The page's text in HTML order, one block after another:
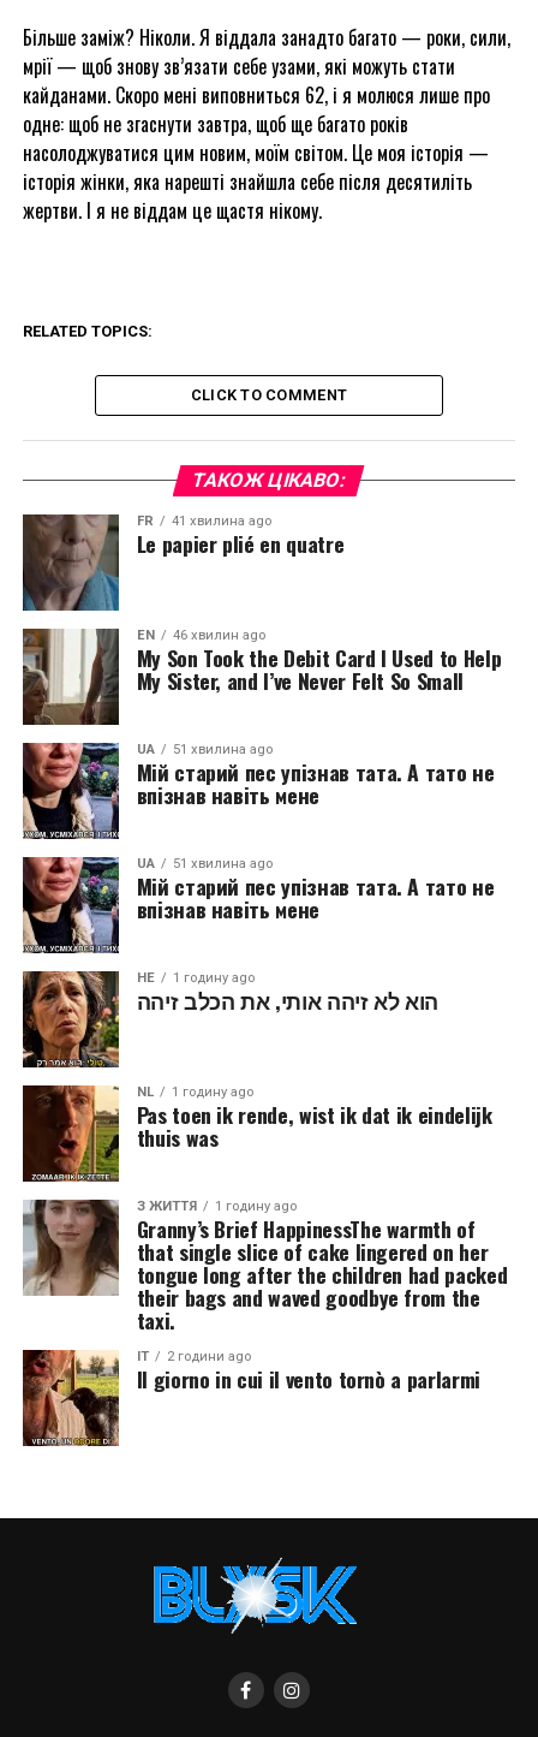
Більше заміж? Ніколи. Я віддала занадто багато — роки, сили,
мрії — щоб знову зв’язати себе узами, які можуть стати
кайданами. Скоро мені виповниться 62, і я молюся лише про
одне: щоб не згаснути завтра, щоб ще багато років
насолоджуватися цим новим, моїм світом. Це моя історія —
історія жінки, яка нарешті знайшла себе після десятиліть
жертви. І я не віддам це щастя нікому.
RELATED TOPICS:
CLICK TO COMMENT
ТАКОЖ ЦІКАВО:
FR 41 хвилина ago
Le papier plié en quatre
EN 46 хвилин ago
My Son Took the Debit Card I Used to Help
My Sister, and I’ve Never Felt So Small
UA 51 хвилина ago
Мій старий пес упізнав тата. А тато не
впізнав навіть мене
UA 51 хвилина ago
Мій старий пес упізнав тата. А тато не
впізнав навіть мене
HE 1 годину ago
הוא לא זיהה אותי, את הכלב זיהה
NL 1 годину ago
Pas toen ik rende, wist ik dat ik eindelijk
thuis was
З ЖИТТЯ 1 годину ago
Granny’s Brief HappinessThe warmth of
that single slice of cake lingered on her
tongue long after the children had packed
their bags and waved goodbye from the
taxi.
IT 2 години ago
Il giorno in cui il vento tornò a parlarmi